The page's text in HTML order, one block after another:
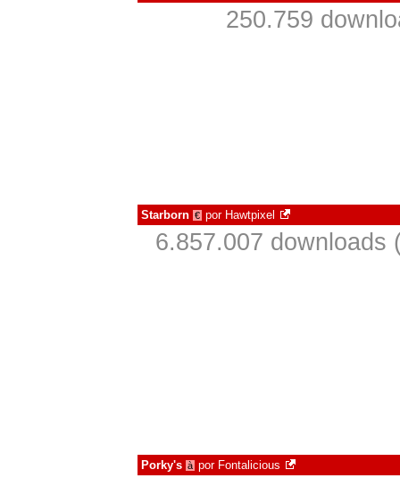
250.759
Starborn € por Hawtpixel
6.857.007 downloads
Porky's à por Fontalicious